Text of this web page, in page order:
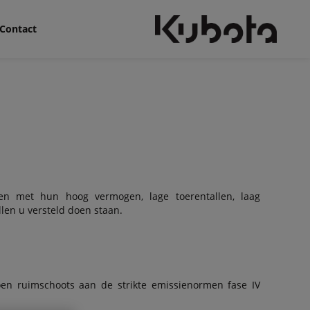
Contact
met hun hoog vermogen, lage toerentallen, laag
u versteld doen staan.
ruimschoots aan de strikte emissienormen fase IV